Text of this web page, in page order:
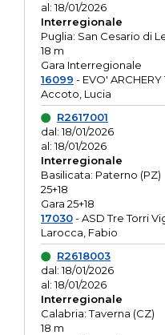
al: 18/01/2026
Interregionale
Puglia: San Cesario di
18 m
Gara Interregionale
16099 - EVO' ARCHERY
Accoto, Lucia
R2617001
dal: 18/01/2026
al: 18/01/2026
Interregionale
Basilicata: Paterno (PZ)
25+18
Gara 25+18
17030- ASD Tre Torri
Larocca, Fabio
R2618003
dal: 18/01/2026
al: 18/01/2026
Interregionale
Calabria: Taverna (CZ)
18 m